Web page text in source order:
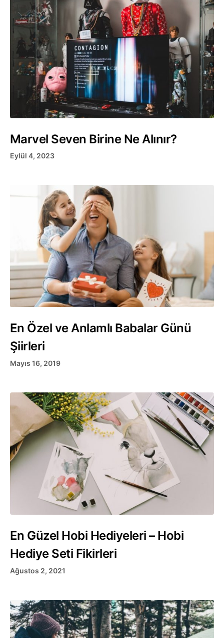
Marvel Seven Birine Ne Alınır?
Eylül 4, 2023
En Özel ve Anlamlı Babalar Günü
Şiirleri
Mayıs 16, 2019
En Güzel Hobi Hediyeleri – Hobi
Hediye Seti Fikirleri
Ağustos 2, 2021